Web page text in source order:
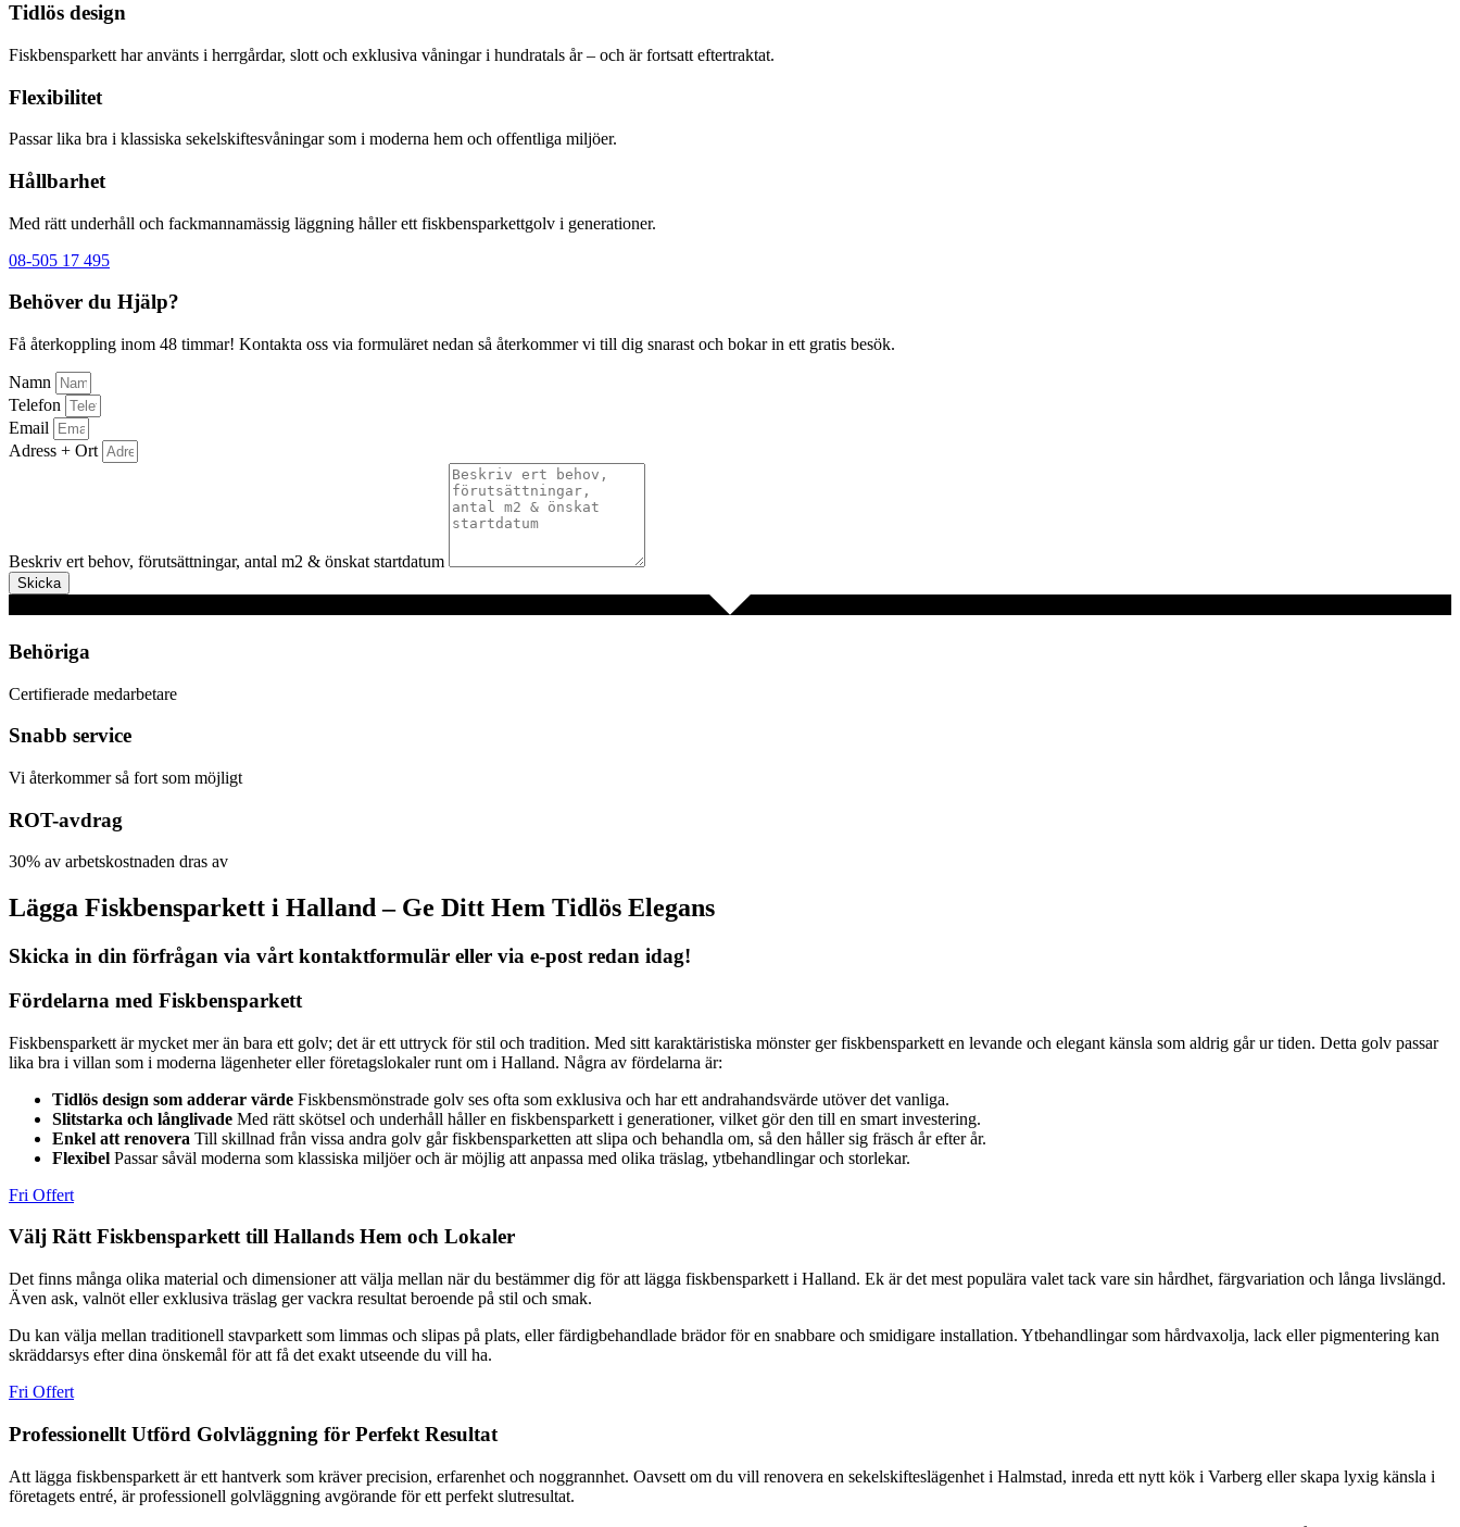
Tidlös design
Fiskbensparkett har använts i herrgårdar, slott och exklusiva våningar i hundratals år – och är fortsatt eftertraktat.
Flexibilitet
Passar lika bra i klassiska sekelskiftesvåningar som i moderna hem och offentliga miljöer.
Hållbarhet
Med rätt underhåll och fackmannamässig läggning håller ett fiskbensparkettgolv i generationer.
08-505 17 495
Behöver du Hjälp?
Få återkoppling inom 48 timmar! Kontakta oss via formuläret nedan så återkommer vi till dig snarast och bokar in ett gratis besök.
Namn
Telefon
Email
Adress + Ort
Beskriv ert behov, förutsättningar, antal m2 & önskat startdatum
Skicka
Behöriga
Certifierade medarbetare
Snabb service
Vi återkommer så fort som möjligt
ROT-avdrag
30% av arbetskostnaden dras av
Lägga Fiskbensparkett i Halland – Ge Ditt Hem Tidlös Elegans
Skicka in din förfrågan via vårt kontaktformulär eller via e-post redan idag!
Fördelarna med Fiskbensparkett
Fiskbensparkett är mycket mer än bara ett golv; det är ett uttryck för stil och tradition. Med sitt karaktäristiska mönster ger fiskbensparkett en levande och elegant känsla som aldrig går ur tiden. Detta golv passar
lika bra i villan som i moderna lägenheter eller företagslokaler runt om i Halland. Några av fördelarna är:
Tidlös design som adderar värde Fiskbensmönstrade golv ses ofta som exklusiva och har ett andrahandsvärde utöver det vanliga.
Slitstarka och långlivade Med rätt skötsel och underhåll håller en fiskbensparkett i generationer, vilket gör den till en smart investering.
Enkel att renovera Till skillnad från vissa andra golv går fiskbensparketten att slipa och behandla om, så den håller sig fräsch år efter år.
Flexibel Passar såväl moderna som klassiska miljöer och är möjlig att anpassa med olika träslag, ytbehandlingar och storlekar.
Fri Offert
Välj Rätt Fiskbensparkett till Hallands Hem och Lokaler
Det finns många olika material och dimensioner att välja mellan när du bestämmer dig för att lägga fiskbensparkett i Halland. Ek är det mest populära valet tack vare sin hårdhet, färgvariation och långa livslängd.
Även ask, valnöt eller exklusiva träslag ger vackra resultat beroende på stil och smak.
Du kan välja mellan traditionell stavparkett som limmas och slipas på plats, eller färdigbehandlade brädor för en snabbare och smidigare installation. Ytbehandlingar som hårdvaxolja, lack eller pigmentering kan
skräddarsys efter dina önskemål för att få det exakt utseende du vill ha.
Fri Offert
Professionellt Utförd Golvläggning för Perfekt Resultat
Att lägga fiskbensparkett är ett hantverk som kräver precision, erfarenhet och noggrannhet. Oavsett om du vill renovera en sekelskifteslägenhet i Halmstad, inreda ett nytt kök i Varberg eller skapa lyxig känsla i
företagets entré, är professionell golvläggning avgörande för ett perfekt slutresultat.